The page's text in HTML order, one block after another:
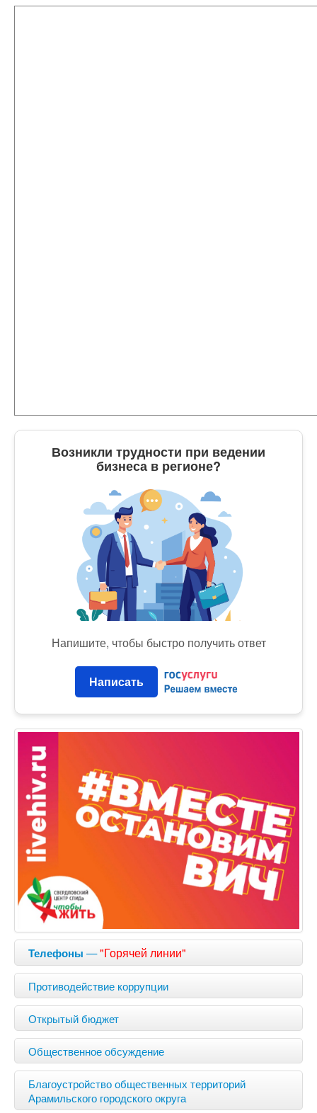
Возникли трудности при ведении
бизнеса в регионе?
Напишите, чтобы быстро получить ответ
Написать
Телефоны —"Горячей линии"
Противодействие коррупции
Открытый бюджет
Общественное обсуждение
Благоустройство общественных территорий
Арамильского городского округа